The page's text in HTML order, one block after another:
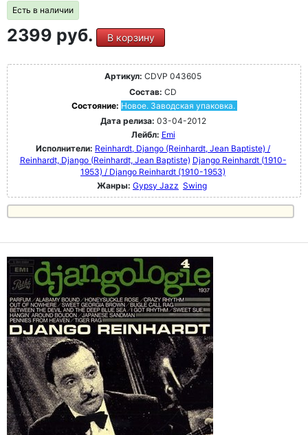
Есть в наличии
2399 руб. В корзину
Артикул: CDVP 043605
Состав: CD
Состояние: Новое. Заводская упаковка.
Дата релиза: 03-04-2012
Лейбл: Emi
Исполнители: Reinhardt, Django (Reinhardt, Jean Baptiste) /
Reinhardt, Django (Reinhardt, Jean Baptiste) Django Reinhardt (1910-
1953) / Django Reinhardt (1910-1953)
Жанры: Gypsy Jazz Swing